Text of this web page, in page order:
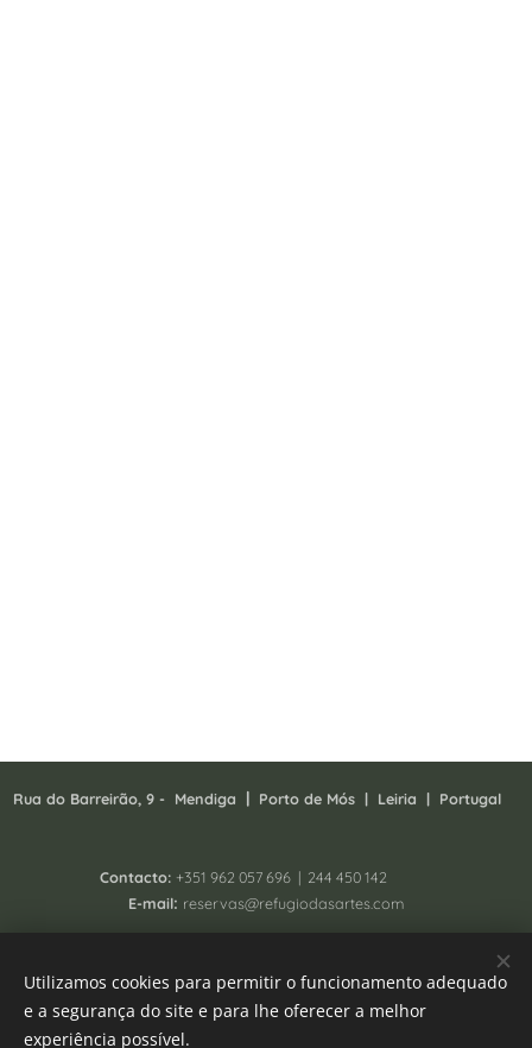
Rua do Barreirão, 9 - Mendiga | Porto de Mós | Leiria | Portugal
Contacto: +351 962 057 696 | 244 450 142
E-mail: reservas@refugiodasartes.com
Registo N. 41657/AL
Livro de reclamações
Utilizamos cookies para permitir o funcionamento adequado
e a segurança do site e para lhe oferecer a melhor
experiência possível.